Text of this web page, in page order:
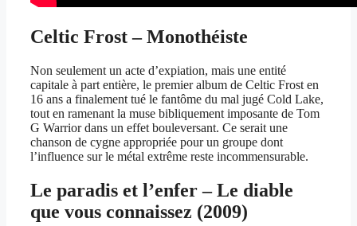
Celtic Frost – Monothéiste
Non seulement un acte d’expiation, mais une entité
capitale à part entière, le premier album de Celtic Frost en
16 ans a finalement tué le fantôme du mal jugé Cold Lake,
tout en ramenant la muse bibliquement imposante de Tom
G Warrior dans un effet bouleversant. Ce serait une
chanson de cygne appropriée pour un groupe dont
l’influence sur le métal extrême reste incommensurable.
Le paradis et l’enfer – Le diable
que vous connaissez (2009)